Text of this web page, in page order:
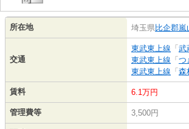
所在地 埼玉県比企郡嵐
交通
東武東上線 「 武
東武東上線 「 つ
東武東上線 「 森
賃料 6.1万円
管理費等 3,500円